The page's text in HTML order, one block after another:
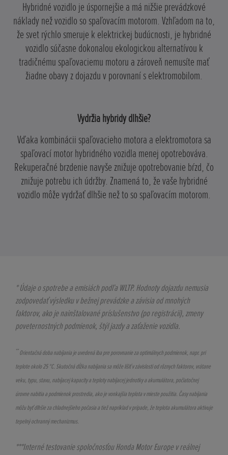
Hybridné vozidlo je úspornejšie a má nižšie prevádzkové
náklady než vozidlo so spaľovacím motorom. Vzhľadom na to,
že svet rýchlo smeruje k elektrickej budúcnosti, je hybridné
vozidlo súčasne dokonalou ekologickou alternatívou k
tradičnému spaľovaciemu motoru a zároveň nemusíte mať
žiadne obavy z dojazdu v porovnaní s elektromobilom.
Vydržia hybridy dlhšie?
Vďaka kombinácii spaľovacieho motora a elektromotora sa
spaľovací motor hybridného vozidla menej opotrebováva.
Rekuperačné brzdenie navyše znižuje opotrebovanie bŕzd, čo
znižuje potrebu ich údržby. Znamená to, že vaše hybridné
vozidlo môže vydržať dlhšie než to so spaľovacím motorom.
* Údaje o spotrebe a emisiách podľa WLTP. Hodnoty dojazdu nemusia
zodpovedať výsledku v bežnej prevádzke a závisia od mnohých
faktorov, ako je nainštalované príslušenstvo (po registrácii), zmeny
poveternostných podmienok, štýl jazdy a zaťaženie vozidla.
**Orientačná doba nabíjania je uvedená iba pre porovnanie za optimálnych podmienok, napr. pri
teplote okolo 25 °C. Skutočná dĺžka nabíjania sa môže líšiť v závislosti od rôznych faktorov, vrátane
veku, typu, stavu, nabíjacej kapacity a teploty nabíjacej jednotky a akumulátora, počiatočnej
úrovne nabitia a podmienok prostredia, ako je vonkajšia teplota v mieste použitia. Časy nabíjania
môžu byť dlhšie za chladnejšieho počasia a tiež napríklad v prípade, že teplota akumulátora aktivuje
tepelný ochranný mechanizmus.
***Interné testovanie spoločnosťou Honda Motor Europe v reálnej